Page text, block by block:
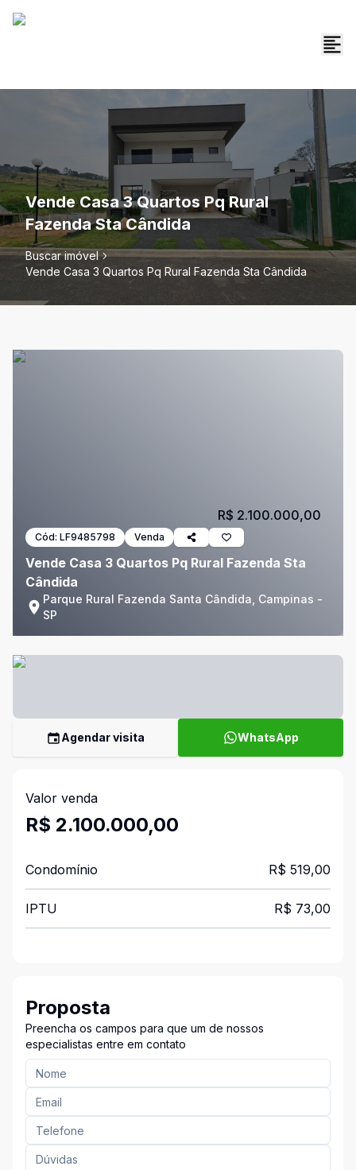
Vende Casa 3 Quartos Pq Rural
Fazenda Sta Cândida
Buscar imóvel
Vende Casa 3 Quartos Pq Rural Fazenda Sta Cândida
Cód: LF9485798 Venda
Vende Casa 3 Quartos Pq Rural Fazenda Sta
Cândida
Parque Rural Fazenda Santa Cândida, Campinas -
SP
R$ 2.100.000,00
Agendar visita WhatsApp
Valor venda
R$ 2.100.000,00
Condomínio R$ 519,00
IPTU R$ 73,00
Proposta
Preencha os campos para que um de nossos
especialistas entre em contato